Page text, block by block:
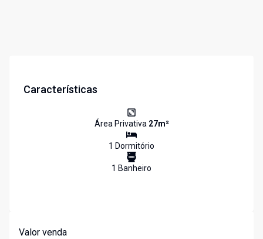
Características
Área Privativa 27m²
1 Dormitório
1 Banheiro
Valor venda